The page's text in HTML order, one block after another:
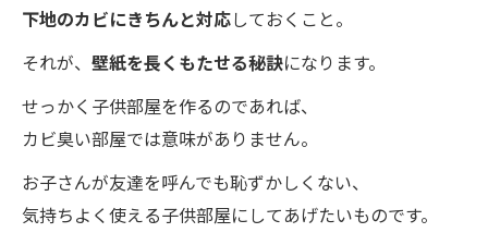
下地のカビにきちんと対応しておくこと。
それが、 壁紙を長くもたせる秘訣になります。
せっかく子供部屋を作るのであれば、
カビ臭い部屋では意味がありません。
お子さんが友達を呼んでも恥ずかしくない、
気持ちよく使える子供部屋にしてあげたいものです。